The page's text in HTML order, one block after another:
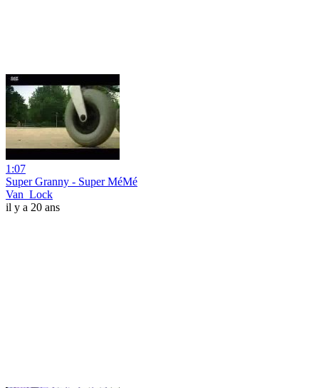
1:07
Super Granny - Super MéMé
Van_Lock
il y a 20 ans